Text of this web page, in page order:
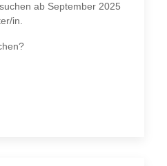
ab September 2025
in.